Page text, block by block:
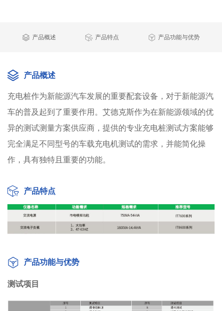
产品概述 产品特点 产品功能与优势
产品概述
充电桩作为新能源汽车发展的重要配套设备，对于新能源汽
车的普及起到了重要作用。艾德克斯作为在新能源领域的优
异的测试测量方案供应商，提供的专业充电桩测试方案能够
完全满足不同型号的车载充电机测试的需求，并能简化操
作，具有独特且重要的功能。
产品特点
产品功能与优势
测试项目